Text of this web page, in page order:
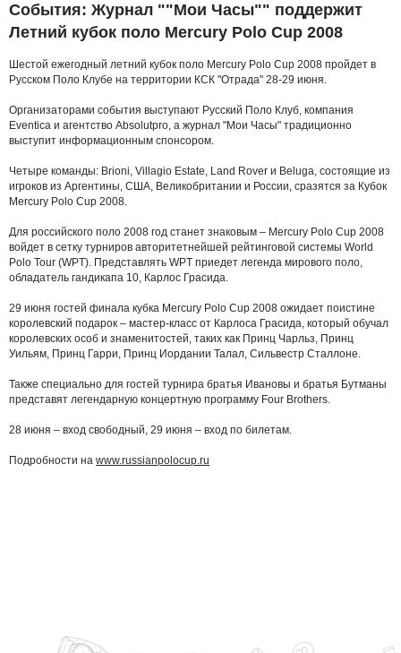
События: Журнал ""Мои Часы"" поддержит
Летний кубок поло Mercury Polo Cup 2008
Шестой ежегодный летний кубок поло Mercury Polo Cup 2008 пройдет в
Русском Поло Клубе на территории КСК "Отрада" 28-29 июня.
Организаторами события выступают Русский Поло Клуб, компания
Eventica и агентство Absolutpro, а журнал "Мои Часы" традиционно
выступит информационным спонсором.
Четыре команды: Brioni, Villagio Estate, Land Rover и Beluga, состоящие из
игроков из Аргентины, США, Великобритании и России, сразятся за Кубок
Mercury Polo Cup 2008.
Для российского поло 2008 год станет знаковым – Mercury Polo Cup 2008
войдет в сетку турниров авторитетнейшей рейтинговой системы World
Polo Tour (WPT). Представлять WPT приедет легенда мирового поло,
обладатель гандикапа 10, Карлос Грасида.
29 июня гостей финала кубка Mercury Polo Cup 2008 ожидает поистине
королевский подарок – мастер-класс от Карлоса Грасида, который обучал
королевских особ и знаменитостей, таких как Принц Чарльз, Принц
Уильям, Принц Гарри, Принц Иордании Талал, Сильвестр Сталлоне.
Также специально для гостей турнира братья Ивановы и братья Бутманы
представят легендарную концертную программу Four Brothers.
28 июня – вход свободный, 29 июня – вход по билетам.
Подробности на www.russianpolocup.ru